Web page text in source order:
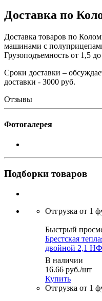
Доставка по
Доставка товаров по
машинами с
Грузоподъемность от 1,5
Сроки доставки –
доставки - 3000 руб.
Отзывы
Фотогалерея
Подборки товаров
Быстрый
Брестская
двойной 2,1
В наличии
16.66 руб./шт
Купить